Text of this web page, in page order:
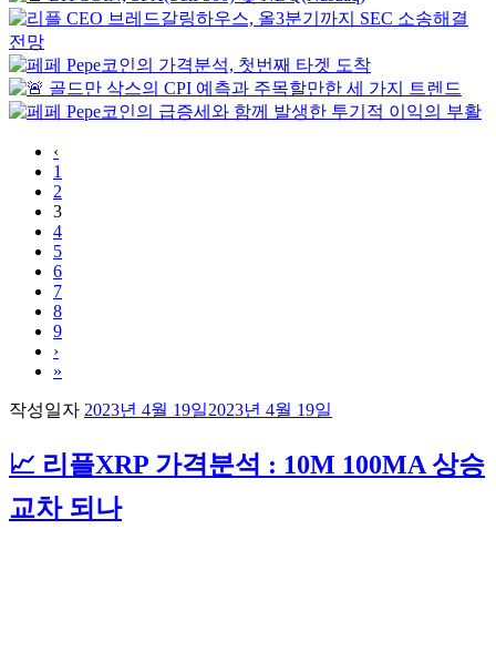
‹
1
2
3
4
5
6
7
8
9
›
»
작성일자 2023년 4월 19일2023년 4월 19일
📈 리플XRP 가격분석 : 10M 100MA 상승
교차 되나